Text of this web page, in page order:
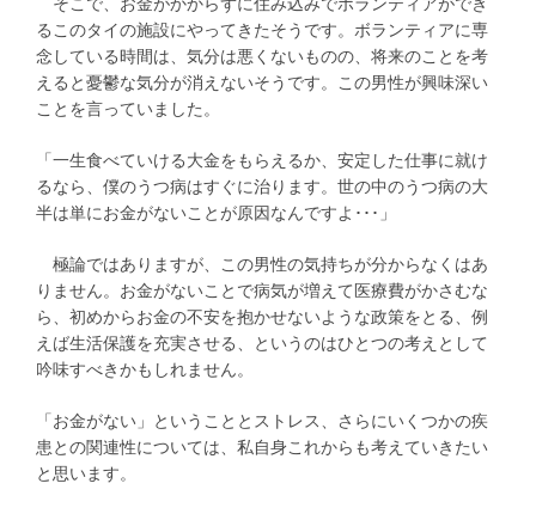
そこで、お金がかからずに住み込みでボランティアができ
るこのタイの施設にやってきたそうです。ボランティアに専
念している時間は、気分は悪くないものの、将来のことを考
えると憂鬱な気分が消えないそうです。この男性が興味深い
ことを言っていました。
「一生食べていける大金をもらえるか、安定した仕事に就け
るなら、僕のうつ病はすぐに治ります。世の中のうつ病の大
半は単にお金がないことが原因なんですよ･･･」
極論ではありますが、この男性の気持ちが分からなくはあ
りません。お金がないことで病気が増えて医療費がかさむな
ら、初めからお金の不安を抱かせないような政策をとる、例
えば生活保護を充実させる、というのはひとつの考えとして
吟味すべきかもしれません。
「お金がない」ということとストレス、さらにいくつかの疾
患との関連性については、私自身これからも考えていきたい
と思います。